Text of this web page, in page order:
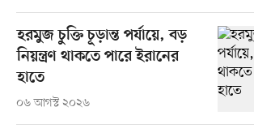
হরমুজ চুক্তি চূড়ান্ত পর্যায়ে, বড়
নিয়ন্ত্রণ থাকতে পারে ইরানের
হাতে
০৬ আগস্ট ২০২৬